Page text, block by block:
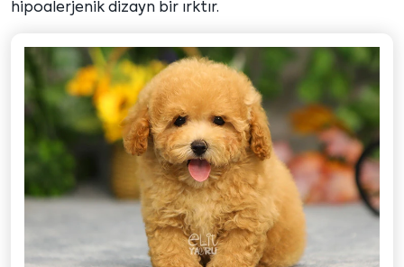
hipoalerjenik dizayn bir ırktır.